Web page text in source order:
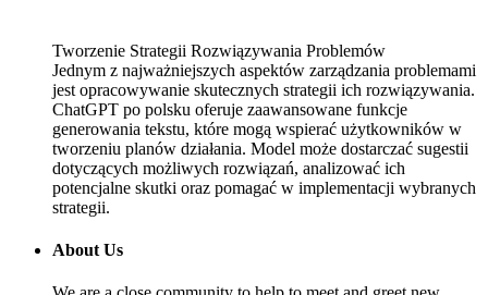
Tworzenie Strategii Rozwiązywania Problemów
Jednym z najważniejszych aspektów zarządzania problemami
jest opracowywanie skutecznych strategii ich rozwiązywania.
ChatGPT po polsku oferuje zaawansowane funkcje
generowania tekstu, które mogą wspierać użytkowników w
tworzeniu planów działania. Model może dostarczać sugestii
dotyczących możliwych rozwiązań, analizować ich
potencjalne skutki oraz pomagać w implementacji wybranych
strategii.
About Us